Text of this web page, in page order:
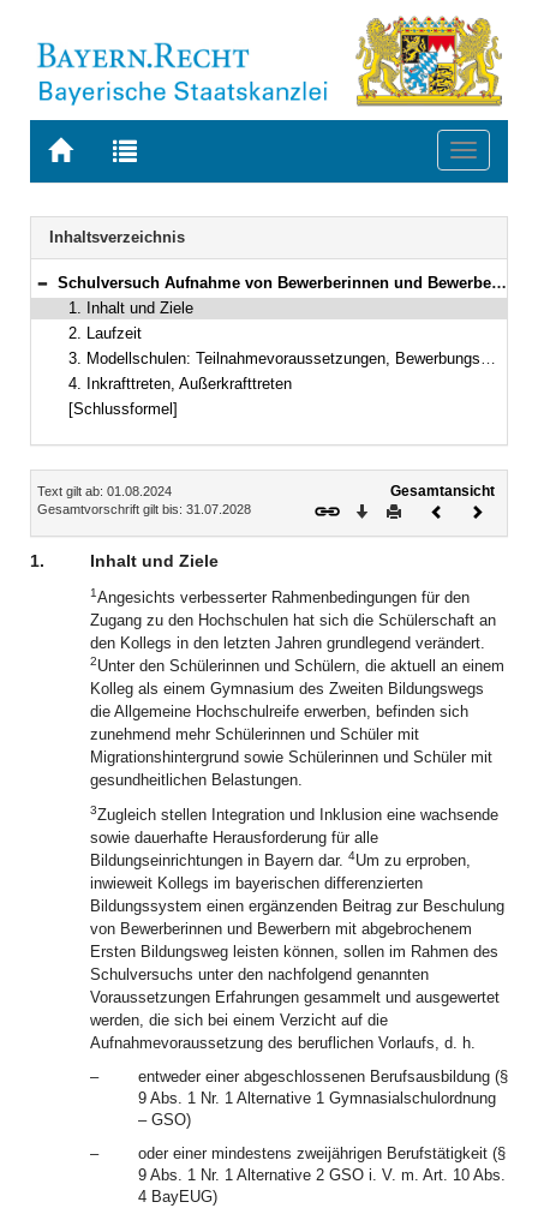
Zur
BAYERN.RECHT
Zur
letzten
Suche
Toggle
Navigation
Inhaltsverzeichnis
Bereich reduzieren
Schulversuch Aufnahme von Bewerberinnen und Bewerbern mit abgebrochenem Ersten Bildungsweg am Kolleg in Bayern
1. Inhalt und Ziele
2. Laufzeit
3. Modellschulen: Teilnahmevoraussetzungen, Bewerbungsmodalitäten
4. Inkrafttreten, Außerkrafttreten
[Schlussformel]
Inhalt
Text gilt ab: 01.08.2024
Gesamtvorschrift gilt bis: 31.07.2028
Gesamtansicht
Download
DruckenVorheriges
1. Inhalt und Ziele
1Angesichts verbesserter Rahmenbedingungen für den
Zugang zu den Hochschulen hat sich die Schülerschaft an
den Kollegs in den letzten Jahren grundlegend verändert.
2Unter den Schülerinnen und Schülern, die aktuell an einem
Kolleg als einem Gymnasium des Zweiten Bildungswegs
die Allgemeine Hochschulreife erwerben, befinden sich
zunehmend mehr Schülerinnen und Schüler mit
Migrationshintergrund sowie Schülerinnen und Schüler mit
gesundheitlichen Belastungen.
3Zugleich stellen Integration und Inklusion eine wachsende
sowie dauerhafte Herausforderung für alle
Bildungseinrichtungen in Bayern dar. 4Um zu erproben,
inwieweit Kollegs im bayerischen differenzierten
Bildungssystem einen ergänzenden Beitrag zur Beschulung
von Bewerberinnen und Bewerbern mit abgebrochenem
Ersten Bildungsweg leisten können, sollen im Rahmen des
Schulversuchs unter den nachfolgend genannten
Voraussetzungen Erfahrungen gesammelt und ausgewertet
werden, die sich bei einem Verzicht auf die
Aufnahmevoraussetzung des beruflichen Vorlaufs, d. h.
–
entweder einer abgeschlossenen Berufsausbildung (§
9 Abs. 1 Nr. 1 Alternative 1 Gymnasialschulordnung
– GSO)
–
oder einer mindestens zweijährigen Berufstätigkeit (§
9 Abs. 1 Nr. 1 Alternative 2 GSO i. V. m. Art. 10 Abs.
4 BayEUG)